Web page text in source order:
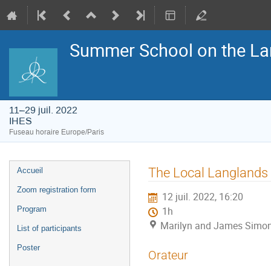
Summer School on the
11–29 juil. 2022
IHES
Fuseau horaire Europe/Paris
Menu
de
l'événement
Accueil
Zoom registration form
Program
List of participants
Poster
The Local
12 juil. 2022, 16:20
1h
Marilyn and James
Orateur